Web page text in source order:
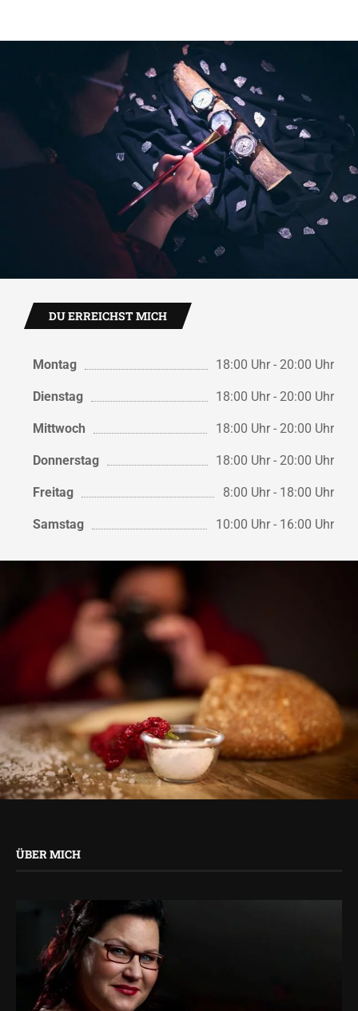
DU ERREICHST MICH
Montag 18:00 Uhr - 20:00 Uhr
Dienstag 18:00 Uhr - 20:00 Uhr
Mittwoch 18:00 Uhr - 20:00 Uhr
Donnerstag 18:00 Uhr - 20:00 Uhr
Freitag 8:00 Uhr - 18:00 Uhr
Samstag 10:00 Uhr - 16:00 Uhr
ÜBER MICH